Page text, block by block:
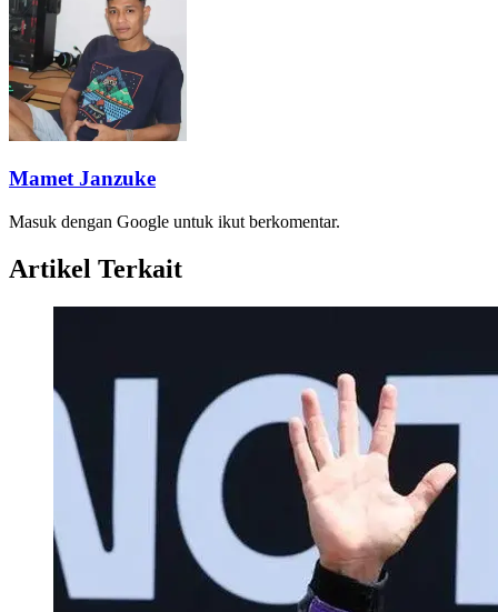
Mamet Janzuke
Masuk dengan Google untuk ikut berkomentar.
Artikel Terkait